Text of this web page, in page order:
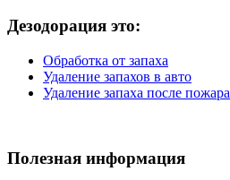
Дезодорация это:
Обработка от запаха
Удаление запахов в авто
Удаление запаха после пожара
Полезная информация